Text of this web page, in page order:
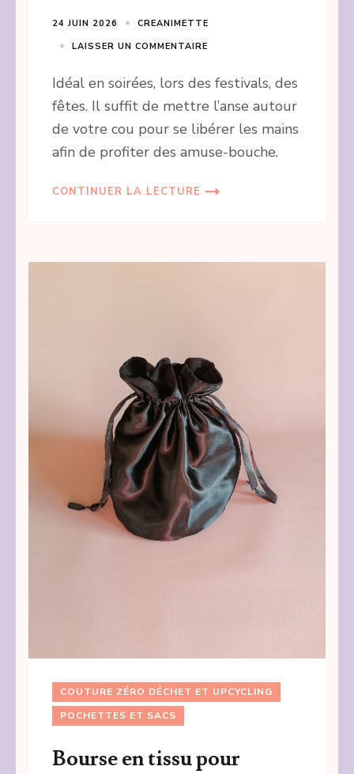
24 JUIN 2026
CREANIMETTE
LAISSER UN COMMENTAIRE
Idéal en soirées, lors des festivals, des
fêtes. Il suffit de mettre l’anse autour
de votre cou pour se libérer les mains
afin de profiter des amuse-bouche.
CONTINUER LA LECTURE
COUTURE ZÉRO DÉCHET ET UPCYCLING
POCHETTES ET SACS
Bourse en tissu pour